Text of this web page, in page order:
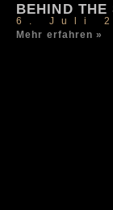
BEHIND THE
6. Juli
Mehr erfahren »